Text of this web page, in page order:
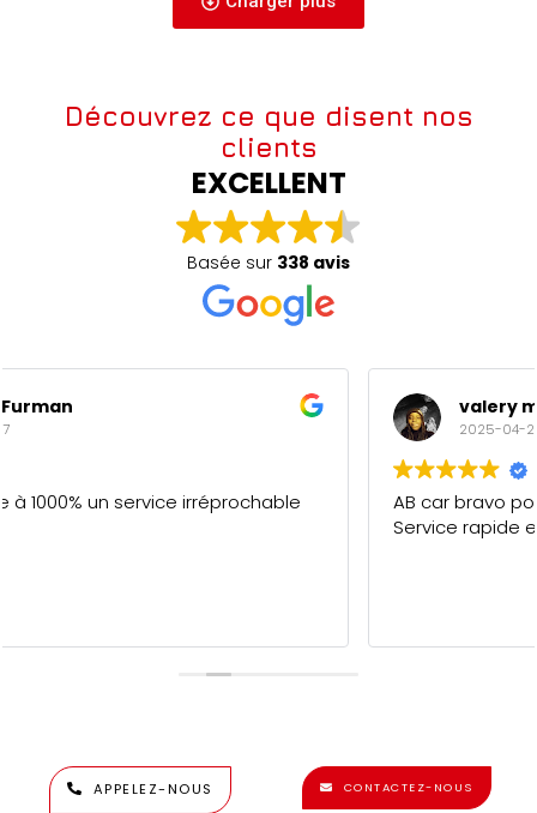
Découvrez ce que disent nos
clients
EXCELLENT
Basée sur 338 avis
AB car bravo pour votre professionnalisme.
APPELEZ-NOUS CONTACTEZ-NOUS